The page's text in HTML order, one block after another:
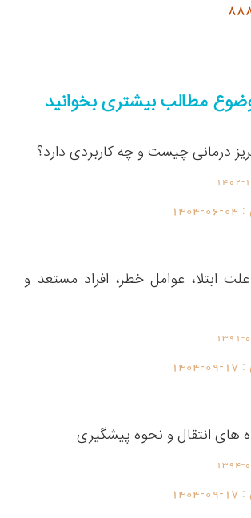
مطالب بیشتری بخوانید
درمانی چیست و چه کاربردی دارد؟
1402-
:
1404-06-04
ابتلا، عوامل خطر، افراد مستعد و
1391-
:
1404-09-17
های انتقال و نحوه پیشگیری
1394-
:
1404-09-17